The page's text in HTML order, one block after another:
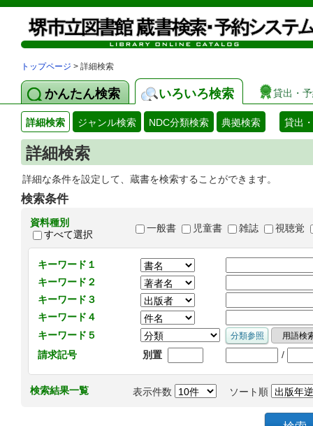
トップページ > 詳細検索
かんたん検索 いろいろ検索 貸出・
詳細検索 ジャンル検索 NDC分類検索 典拠検索 貸出
詳細検索
詳細な条件を設定して、蔵書を検索することができます。
検索条件
資料種別
すべて選択
一般書 児童書 雑誌 視聴覚
キーワード１
キーワード２
キーワード３
キーワード４
キーワード５
請求記号
別置 /
検索結果一覧 表示件数 ソート順